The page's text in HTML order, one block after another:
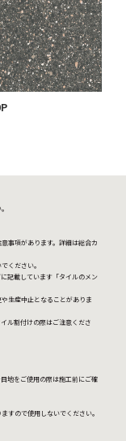
事項があります。詳細は総合カ
ください。
記載しています「タイルのメン
生産中止となることがありま
ル割付けの際はご注意くださ
地をご使用の際は施工前にご確
すので使用しないでください。